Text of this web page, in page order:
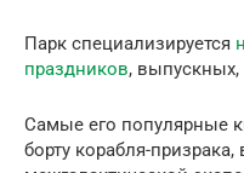
Парк специализируется
праздников, выпускных,
Самые его популярные
борту корабля-призрака,